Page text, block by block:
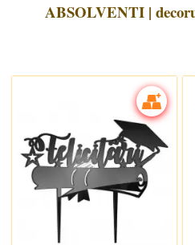
ABSOLVENTI |